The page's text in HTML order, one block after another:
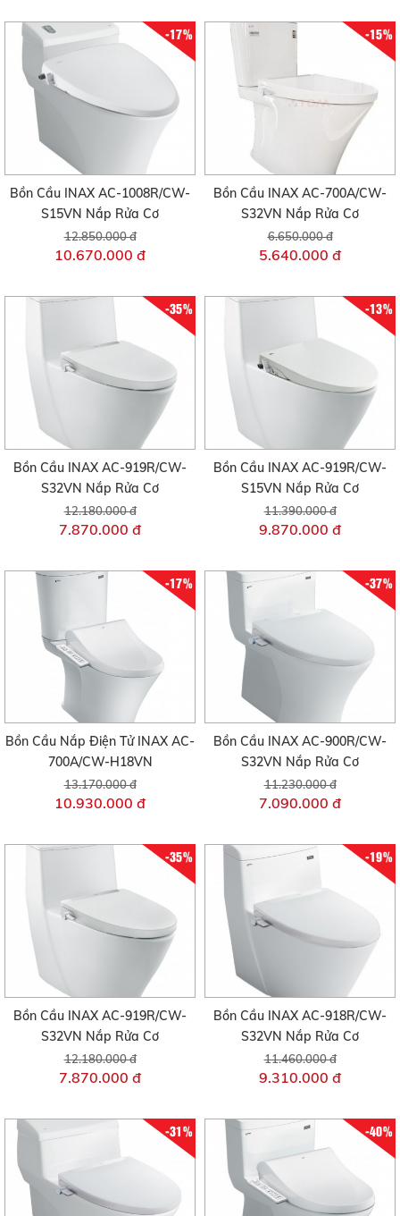
-17%
Bồn Cầu INAX AC-1008R/CW-
S15VN Nắp Rửa Cơ
12.850.000 đ
10.670.000 đ
-15%
Bồn Cầu INAX AC-700A/CW-
S32VN Nắp Rửa Cơ
6.650.000 đ
5.640.000 đ
-35%
Bồn Cầu INAX AC-919R/CW-
S32VN Nắp Rửa Cơ
12.180.000 đ
7.870.000 đ
-13%
Bồn Cầu INAX AC-919R/CW-
S15VN Nắp Rửa Cơ
11.390.000 đ
9.870.000 đ
-17%
Bồn Cầu Nắp Điện Tử INAX AC-
700A/CW-H18VN
13.170.000 đ
10.930.000 đ
-37%
Bồn Cầu INAX AC-900R/CW-
S32VN Nắp Rửa Cơ
11.230.000 đ
7.090.000 đ
-35%
Bồn Cầu INAX AC-919R/CW-
S32VN Nắp Rửa Cơ
12.180.000 đ
7.870.000 đ
-19%
Bồn Cầu INAX AC-918R/CW-
S32VN Nắp Rửa Cơ
11.460.000 đ
9.310.000 đ
-31% -40%